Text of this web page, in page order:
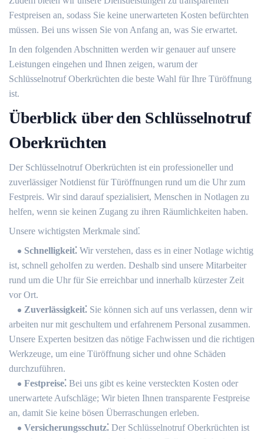
Festpreisen an, sodass Sie keine unerwarteten Kosten befürchten
müssen.​ Bei uns wissen Sie von Anfang an, was Sie erwartet.​
In den folgenden Abschnitten werden wir genauer auf unsere
Leistungen eingehen und Ihnen zeigen, warum der
Schlüsselnotruf Oberkrüchten die beste Wahl für Ihre Türöffnung
ist.​
Überblick über den Schlüsselnotruf
Oberkrüchten
Der Schlüsselnotruf Oberkrüchten ist ein professioneller und
zuverlässiger Notdienst für Türöffnungen rund um die Uhr zum
Festpreis. Wir sind darauf spezialisiert, Menschen in Notlagen zu
helfen, wenn sie keinen Zugang zu ihren Räumlichkeiten haben.​
Unsere wichtigsten Merkmale sind⁚
Schnelligkeit⁚ Wir verstehen, dass es in einer Notlage wichtig
ist, schnell geholfen zu werden.​ Deshalb sind unsere Mitarbeiter
rund um die Uhr für Sie erreichbar und innerhalb kürzester Zeit
vor Ort.​
Zuverlässigkeit⁚ Sie können sich auf uns verlassen, denn wir
arbeiten nur mit geschultem und erfahrenem Personal zusammen.​
Unsere Experten besitzen das nötige Fachwissen und die richtigen
Werkzeuge, um eine Türöffnung sicher und ohne Schäden
durchzuführen.​
Festpreise⁚ Bei uns gibt es keine versteckten Kosten oder
unerwartete Aufschläge; Wir bieten Ihnen transparente Festpreise
an, damit Sie keine bösen Überraschungen erleben.​
Versicherungsschutz⁚ Der Schlüsselnotruf Oberkrüchten ist